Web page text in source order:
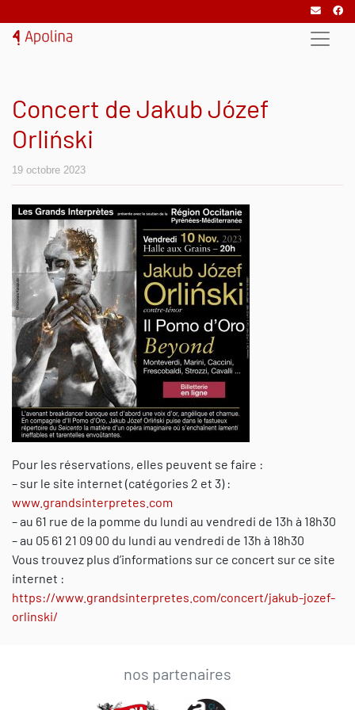
Concert de Jakub Józef
Orliński
19 octobre 2023
Pour les réservations, elles peuvent se faire :
– sur le site internet (catégories 2 et 3) :
www.grandsinterpretes.com
– au 61 rue de la pomme du lundi au vendredi de 13h à 18h30
– au 05 61 21 09 00 du lundi au vendredi de 13h à 18h30
Vous trouvez plus d’informations sur ce concert sur ce site
internet :
https://www.grandsinterpretes.com/concert/jakub-jozef-
orlinski/
nos partenaires